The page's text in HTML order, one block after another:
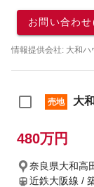
お問い合わ
情報提供会社: 大和
売地 大
480万円
奈良県大和高
近鉄大阪線 /